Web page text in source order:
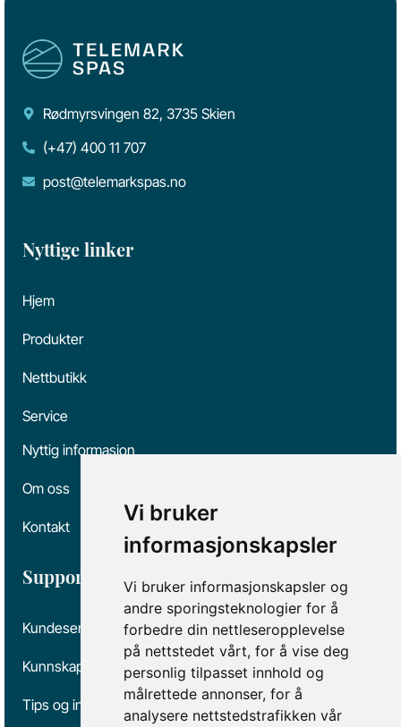
Vi bruker
informasjonskapsler
Vi bruker informasjonskapsler og
andre sporingsteknologier for å
forbedre din nettleseropplevelse
på nettstedet vårt, for å vise deg
personlig tilpasset innhold og
målrettede annonser, for å
analysere nettstedstrafikken vår
Rødmyrsvingen 82, 3735 Skien
(+47) 400 11 707
post@telemarkspas.no
Nyttige linker
Hjem
Produkter
Nettbutikk
Service
Nyttig informasjon
Om oss
Kontakt
Support
Kundeservice
Kunnskap og kvalitet
Tips og informasjon